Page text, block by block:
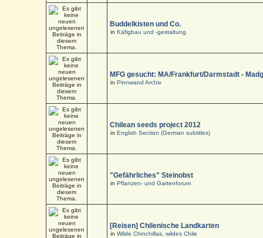
Buddelkisten und Co.
inKäfigbau und -gestaltung
MFG gesucht: MA/Frankfurt/Darmstadt -
inPinnwand Archiv
Chilean seeds project 2012
inEnglish Section (German subtitles)
"Gefährliches" Steinobst
inPflanzen- und Gartenforum
[Reisen] Chilenische Landkarten
inWilde Chinchillas, wildes Chile